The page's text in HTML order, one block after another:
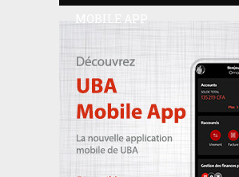
MOBILE APP